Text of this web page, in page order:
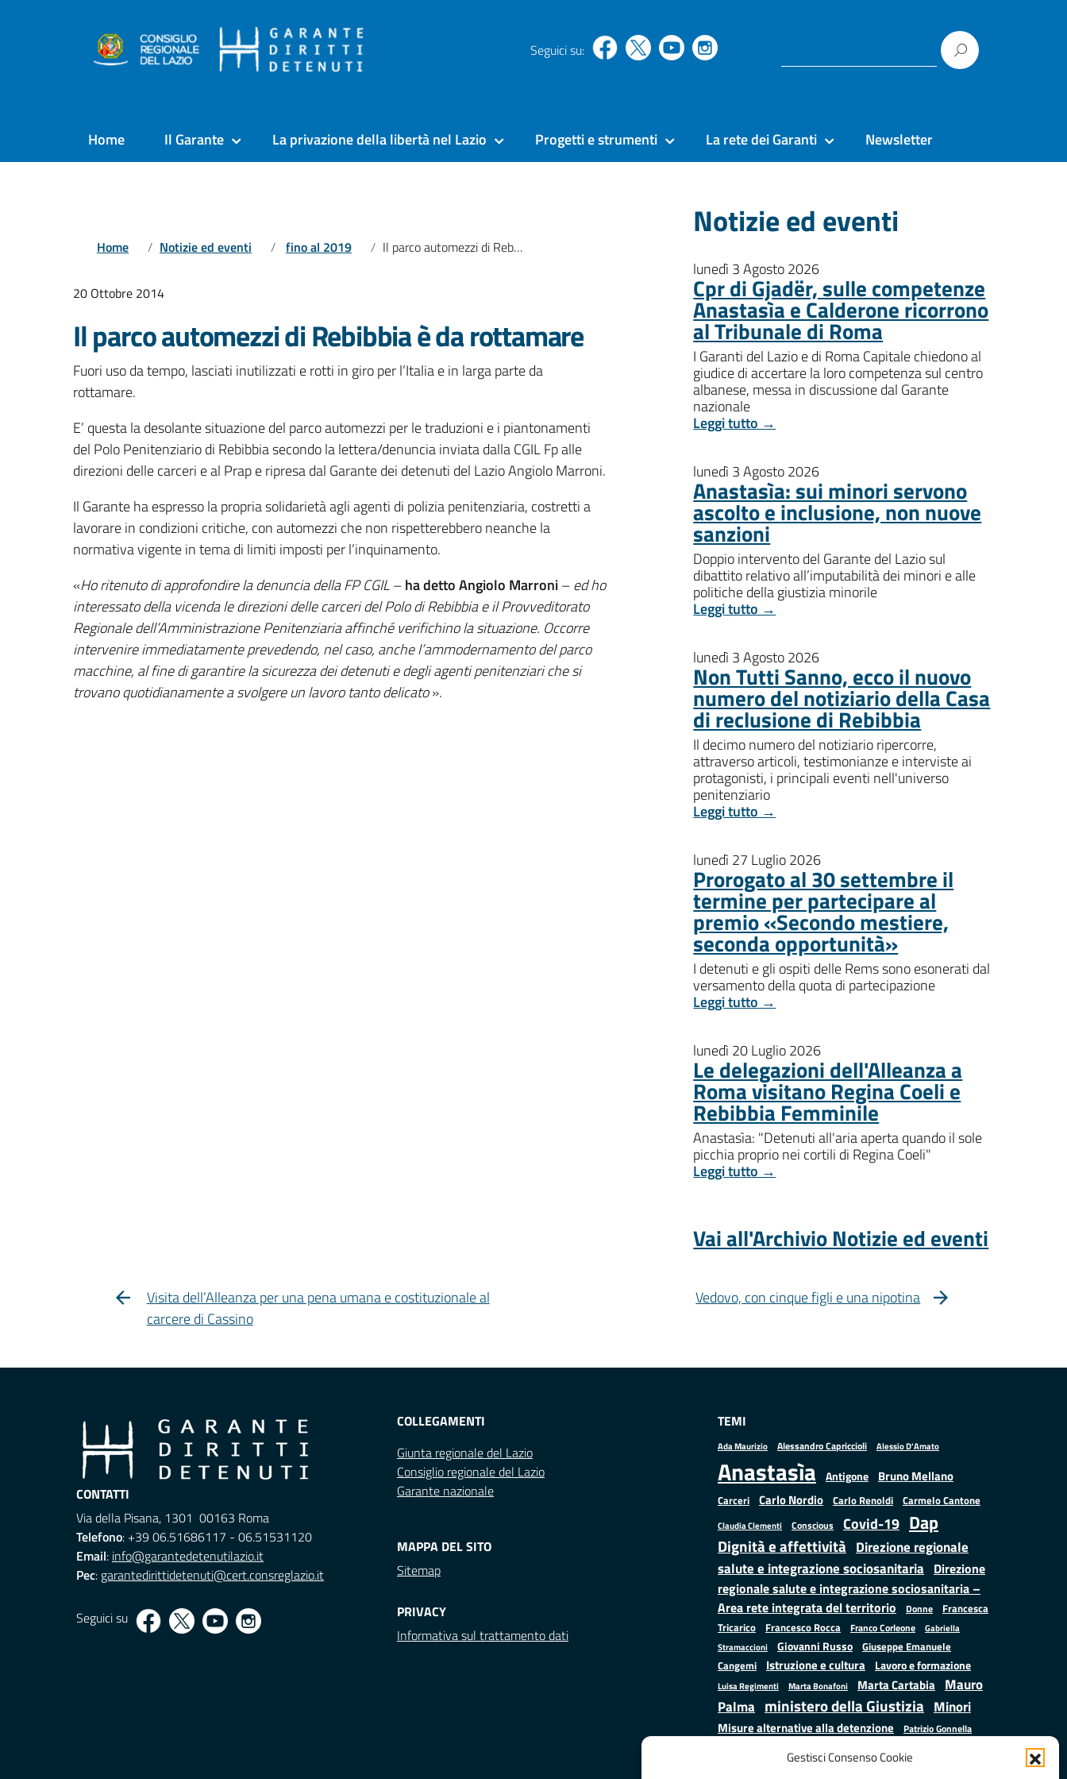
Gestisci Consenso Cookie
Seguici su:
Home Il Garante La privazione della libertà nel Lazio Progetti e strumenti La rete dei Garanti Newsletter
Home Notizie ed eventi fino al 2019 Il parco automezzi di Rebibbia è da rottamare
20 Ottobre 2014
Il parco automezzi di Rebibbia è da rottamare
Fuori uso da tempo, lasciati inutilizzati e rotti in giro per l’Italia e in larga parte da
rottamare.
E’ questa la desolante situazione del parco automezzi per le traduzioni e i piantonamenti
del Polo Penitenziario di Rebibbia secondo la lettera/denuncia inviata dalla CGIL Fp alle
direzioni delle carceri e al Prap e ripresa dal Garante dei detenuti del Lazio Angiolo Marroni.
Il Garante ha espresso la propria solidarietà agli agenti di polizia penitenziaria, costretti a
lavorare in condizioni critiche, con automezzi che non rispetterebbero neanche la
normativa vigente in tema di limiti imposti per l’inquinamento.
«Ho ritenuto di approfondire la denuncia della FP CGIL–ha detto Angiolo Marroni–ed ho
interessato della vicenda le direzioni delle carceri del Polo di Rebibbia e il Provveditorato
Regionale dell’Amministrazione Penitenziaria affinché verifichino la situazione. Occorre
intervenire immediatamente prevedendo, nel caso, anche l’ammodernamento del parco
macchine, al fine di garantire la sicurezza dei detenuti e degli agenti penitenziari che si
trovano quotidianamente a svolgere un lavoro tanto delicato».
Notizie ed eventi
lunedì 3 Agosto 2026
Cpr di Gjadër, sulle competenze
Anastasìa e Calderone ricorrono
al Tribunale di Roma
I Garanti del Lazio e di Roma Capitale chiedono al
giudice di accertare la loro competenza sul centro
albanese, messa in discussione dal Garante
nazionale
Leggi tutto →
lunedì 3 Agosto 2026
Anastasìa: sui minori servono
ascolto e inclusione, non nuove
sanzioni
Doppio intervento del Garante del Lazio sul
dibattito relativo all’imputabilità dei minori e alle
politiche della giustizia minorile
Leggi tutto →
lunedì 3 Agosto 2026
Non Tutti Sanno, ecco il nuovo
numero del notiziario della Casa
di reclusione di Rebibbia
Il decimo numero del notiziario ripercorre,
attraverso articoli, testimonianze e interviste ai
protagonisti, i principali eventi nell'universo
penitenziario
Leggi tutto →
lunedì 27 Luglio 2026
Prorogato al 30 settembre il
termine per partecipare al
premio «Secondo mestiere,
seconda opportunità»
I detenuti e gli ospiti delle Rems sono esonerati dal
versamento della quota di partecipazione
Leggi tutto →
lunedì 20 Luglio 2026
Le delegazioni dell'Alleanza a
Roma visitano Regina Coeli e
Rebibbia Femminile
Anastasìa: "Detenuti all'aria aperta quando il sole
picchia proprio nei cortili di Regina Coeli"
Leggi tutto →
Vai all'Archivio Notizie ed eventi
Visita dell’Alleanza per una pena umana e costituzionale al
carcere di Cassino
Vedovo, con cinque figli e una nipotina
CONTATTI
Via della Pisana, 1301 00163 Roma
Telefono: +39 06.51686117 - 06.51531120
Email: info@garantedetenutilazio.it
Pec: garantedirittidetenuti@cert.consreglazio.it
Seguici su
COLLEGAMENTI
Giunta regionale del Lazio
Consiglio regionale del Lazio
Garante nazionale
MAPPA DEL SITO
Sitemap
PRIVACY
Informativa sul trattamento dati
TEMI
Ada Maurizio Alessandro Capriccioli Alessio D'Amato
Anastasìa Antigone Bruno Mellano
Carceri Carlo Nordio Carlo Renoldi Carmelo Cantone
Claudia Clementi Conscious Covid-19 Dap
Dignità e affettività Direzione regionale
salute e integrazione sociosanitaria Direzione
regionale salute e integrazione sociosanitaria –
Area rete integrata del territorio
Donne
Francesca
Tricarico
Francesco Rocca Franco Corleone
Gabriella
Stramaccioni
Giovanni Russo Giuseppe Emanuele
Cangemi
Istruzione e cultura Lavoro e formazione
Luisa Regimenti Marta Bonafoni Marta Cartabia Mauro
Palma ministero della Giustizia Minori
Misure alternative alla detenzione Patrizio Gonnella
Samuele Ciambriello